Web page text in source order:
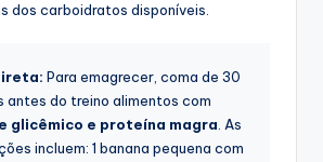
dos carboidratos disponíveis.
Para emagrecer, coma de 30
antes do treino alimentos com
glicêmico e proteína magra. As
incluem: 1 banana pequena com